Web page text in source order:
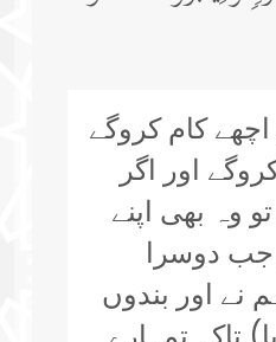
کام کروگے
اور اگر
وہ بھی اپنے
جب دوسرا
نے اور بندوں